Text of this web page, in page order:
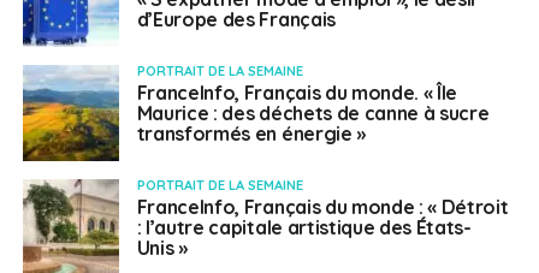
d’Europe des Français
PORTRAIT DE LA SEMAINE
FranceInfo, Français du monde. « Île
Maurice : des déchets de canne à sucre
transformés en énergie »
PORTRAIT DE LA SEMAINE
FranceInfo, Français du monde : « Détroit
: l’autre capitale artistique des États-
Unis »